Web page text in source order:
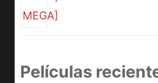
Películas